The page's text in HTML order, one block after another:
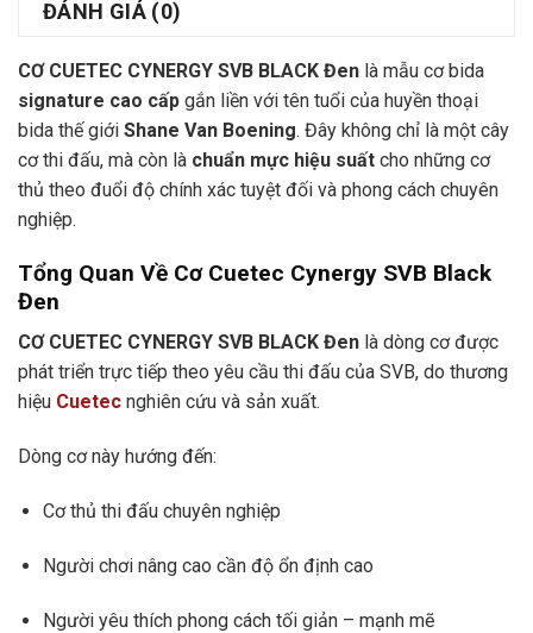
ĐÁNH GIÁ (0)
CƠ CUETEC CYNERGY SVB BLACK Đen là mẫu cơ bida
signature cao cấp gắn liền với tên tuổi của huyền thoại
bida thế giới Shane Van Boening. Đây không chỉ là một cây
cơ thi đấu, mà còn là chuẩn mực hiệu suất cho những cơ
thủ theo đuổi độ chính xác tuyệt đối và phong cách chuyên
nghiệp.
Tổng Quan Về Cơ Cuetec Cynergy SVB Black
Đen
CƠ CUETEC CYNERGY SVB BLACK Đen là dòng cơ được
phát triển trực tiếp theo yêu cầu thi đấu của SVB, do thương
hiệu Cuetec nghiên cứu và sản xuất.
Dòng cơ này hướng đến:
Cơ thủ thi đấu chuyên nghiệp
Người chơi nâng cao cần độ ổn định cao
Người yêu thích phong cách tối giản – mạnh mẽ